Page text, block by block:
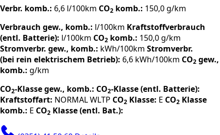
Verbr. komb.: 6,6 l/100km CO2 komb.: 150,0 g/km
Verbrauch gew., komb.: l/100km Kraftstoffverbrauch
(entl. Batterie): l/100km CO2 komb.: 150,0 g/km
Stromverbr. gew., komb.: kWh/100km Stromverbr.
(bei rein elektrischem Betrieb): 6,6 kWh/100km CO2 gew.,
komb.: g/km
CO2-Klasse gew., komb.: CO2-Klasse (entl. Batterie):
Kraftstoffart: NORMALWLTP CO2 Klasse: E CO2 Klasse
komb.: E CO2 Klasse (entl. Bat.):